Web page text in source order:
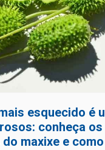
esquecido é
conheça os
maxixe e